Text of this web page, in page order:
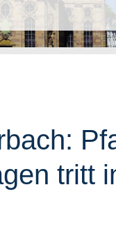
tritt